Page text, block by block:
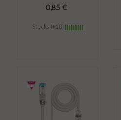
0,85 €
Stocks (+10)
carrito